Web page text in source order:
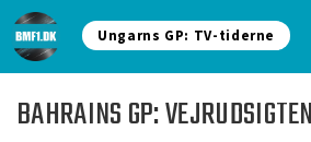
Ungarns GP: TV-tiderne
BAHRAINS GP: VEJRUDSIGTEN